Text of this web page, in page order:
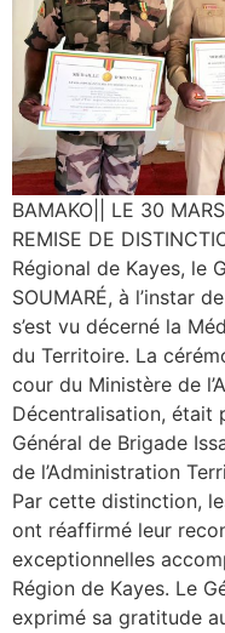
BAMAKO|| LE 30
REMISE DE
Régional de Kayes, le
SOUMARÉ, à l’instar
s’est vu décerné la
du Territoire. La
cour du Ministère de
Décentralisation, était
Général de Brigade
de l’Administration
Par cette distinction,
ont réaffirmé leur
exceptionnelles
Région de Kayes. Le
exprimé sa gratitude